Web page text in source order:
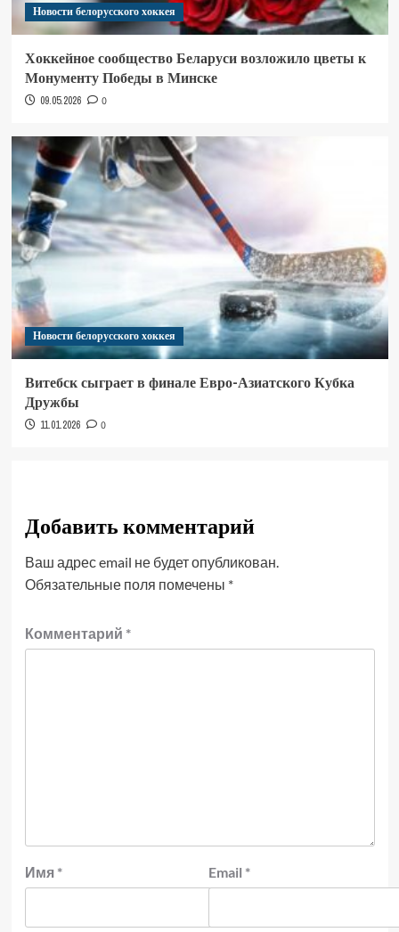
Новости белорусского хоккея
Хоккейное сообщество Беларуси возложило цветы к
Монументу Победы в Минске
09.05.2026 0
Новости белорусского хоккея
Витебск сыграет в финале Евро-Азиатского Кубка
Дружбы
11.01.2026 0
Добавить комментарий
Ваш адрес email не будет опубликован.
Обязательные поля помечены *
Комментарий *
Имя * Email *